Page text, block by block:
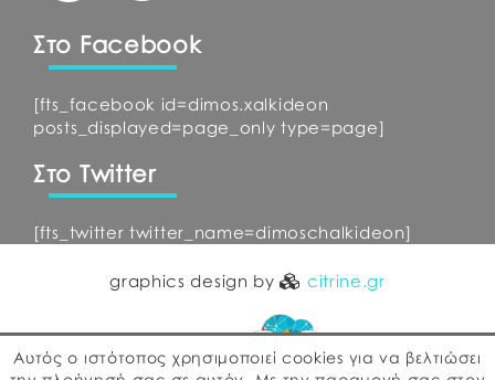
Στο Facebook
[fts_facebook id=dimos.xalkideon
posts_displayed=page_only type=page]
Στο Twitter
[fts_twitter twitter_name=dimoschalkideon]
graphics design by citrine.gr
Αυτός ο ιστότοπος χρησιμοποιεί cookies για να βελτιώσει